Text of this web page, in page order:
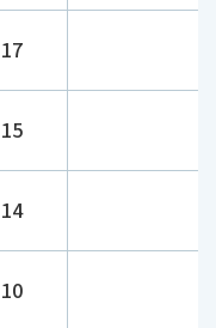
17
15
14
10